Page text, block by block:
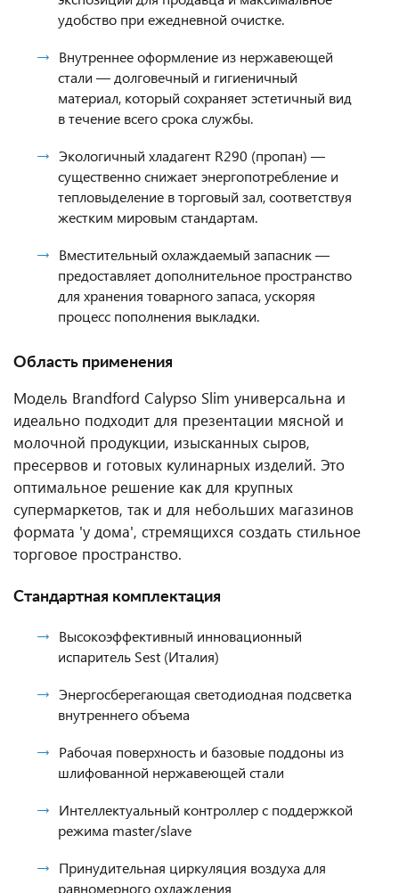
удобство при ежедневной очистке.
Внутреннее оформление из нержавеющей
стали — долговечный и гигиеничный
материал, который сохраняет эстетичный вид
в течение всего срока службы.
Экологичный хладагент R290 (пропан) —
существенно снижает энергопотребление и
тепловыделение в торговый зал, соответствуя
жестким мировым стандартам.
Вместительный охлаждаемый запасник —
предоставляет дополнительное пространство
для хранения товарного запаса, ускоряя
процесс пополнения выкладки.
Область применения
Модель Brandford Calypso Slim универсальна и
идеально подходит для презентации мясной и
молочной продукции, изысканных сыров,
пресервов и готовых кулинарных изделий. Это
оптимальное решение как для крупных
супермаркетов, так и для небольших магазинов
формата 'у дома', стремящихся создать стильное
торговое пространство.
Стандартная комплектация
Высокоэффективный инновационный
испаритель Sest (Италия)
Энергосберегающая светодиодная подсветка
внутреннего объема
Рабочая поверхность и базовые поддоны из
шлифованной нержавеющей стали
Интеллектуальный контроллер с поддержкой
режима master/slave
Принудительная циркуляция воздуха для
равномерного охлаждения